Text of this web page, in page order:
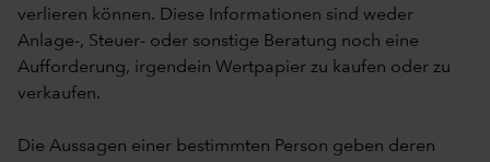
verlieren können. Diese Informationen sind weder
Anlage-, Steuer- oder sonstige Beratung noch eine
Aufforderung, irgendein Wertpapier zu kaufen oder zu
verkaufen.
Die Aussagen einer bestimmten Person geben deren